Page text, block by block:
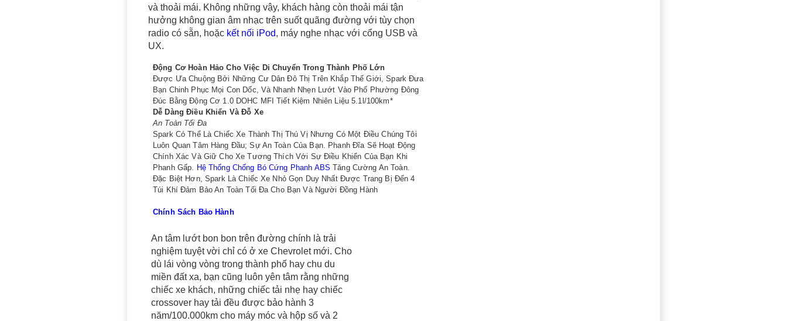
và thoải mái. Không những vậy, khách hàng còn thoải mái tận
hưởng không gian âm nhạc trên suốt quãng đường với tùy chọn
radio có sẵn, hoặc kết nối iPod, máy nghe nhạc với cổng USB và
UX.
Động Cơ Hoàn Hảo Cho Việc Di Chuyển Trong Thành Phố Lớn
Được Ưa Chuộng Bởi Những Cư Dân Đô Thị Trên Khắp Thế Giới, Spark Đưa
Bạn Chinh Phục Mọi Con Dốc, Và Nhanh Nhẹn Lướt Vào Phố Phường Đông
Đúc Bằng Động Cơ 1.0 DOHC MFI Tiết Kiệm Nhiên Liệu 5.1l/100km*
Dễ Dàng Điều Khiển Và Đỗ Xe
An Toàn Tối Đa
Spark Có Thể Là Chiếc Xe Thành Thị Thú Vị Nhưng Có Một Điều Chúng Tôi
Luôn Quan Tâm Hàng Đầu; Sự An Toàn Của Bạn. Phanh Đĩa Sẽ Hoạt Động
Chính Xác Và Giữ Cho Xe Tương Thích Với Sự Điều Khiển Của Bạn Khi
Phanh Gấp. Hệ Thống Chống Bó Cứng Phanh ABS Tăng Cường An Toàn.
Đặc Biệt Hơn, Spark Là Chiếc Xe Nhỏ Gọn Duy Nhất Được Trang Bị Đến 4
Túi Khí Đảm Bảo An Toàn Tối Đa Cho Bạn Và Người Đồng Hành
Chính Sách Bảo Hành
An tâm lướt bon bon trên đường chính là trải
nghiệm tuyệt vời chỉ có ở xe Chevrolet mới. Cho
dù lái vòng vòng trong thành phố hay chu du
miền đất xa, bạn cũng luôn yên tâm rằng những
chiếc xe khách, những chiếc tải nhẹ hay chiếc
crossover hay tải đều được bảo hành 3
năm/100.000km cho máy móc và hộp số và 2